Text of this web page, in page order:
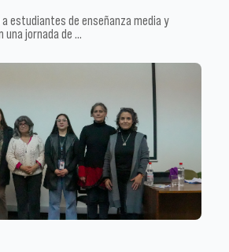
estudiantes de enseñanza media y
una jornada de …